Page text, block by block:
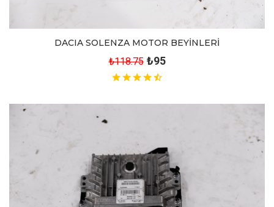
DACIA SOLENZA MOTOR BEYİNLERİ
₺118.75 ₺95